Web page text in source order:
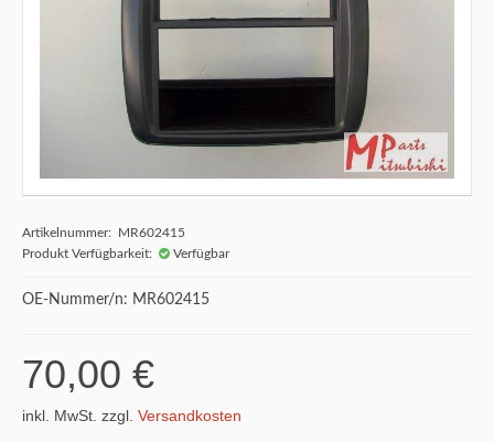
Artikelnummer: MR602415
Produkt Verfügbarkeit:
Verfügbar
OE-Nummer/n: MR602415
70,00 €
inkl. MwSt. zzgl. Versandkosten